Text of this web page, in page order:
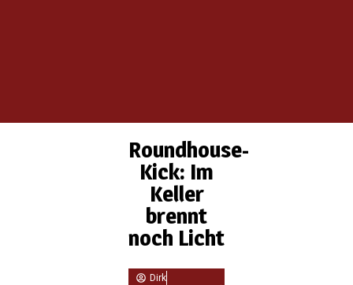
Roundhouse-
Kick: Im
Keller
brennt
noch Licht
Dirk